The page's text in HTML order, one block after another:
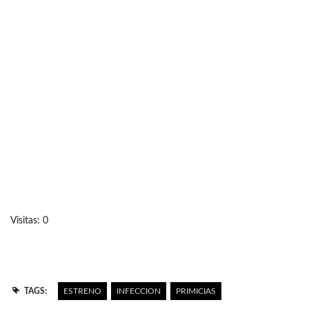
Visitas: 0
TAGS: ESTRENO INFECCION PRIMICIAS